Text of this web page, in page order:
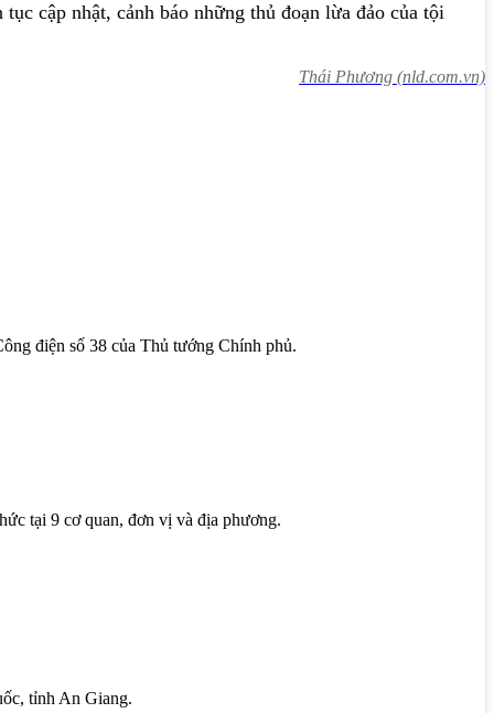
cập nhật, cảnh báo những thủ đoạn lừa đảo của tội
Thái Phương (nld.com.vn)
điện số 38 của Thủ tướng Chính phủ.
tại 9 cơ quan, đơn vị và địa phương.
tỉnh An Giang.